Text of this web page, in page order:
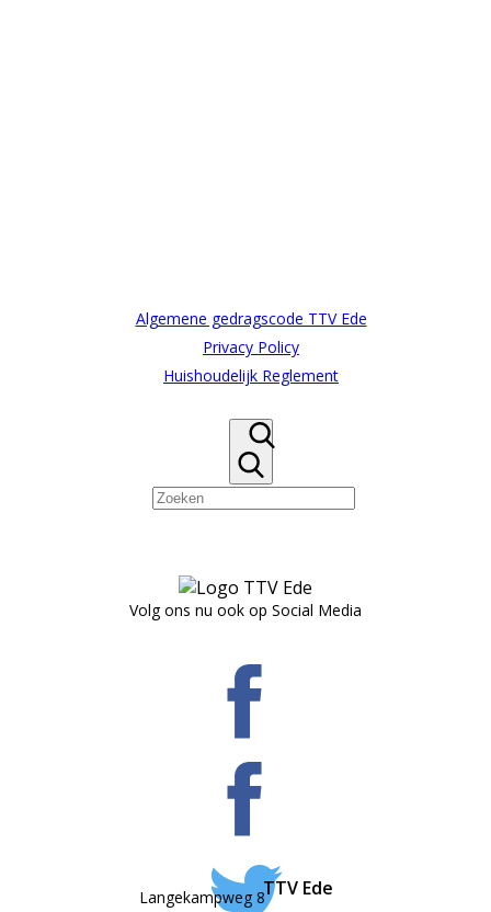
Algemene gedragscode TTV Ede
Privacy Policy
Huishoudelijk Reglement
Volg ons nu ook op Social Media
TTV Ede
Langekampweg 8